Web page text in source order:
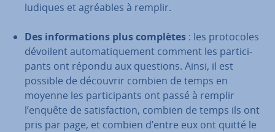
ludiques et agréables à remplir.
Des in­for­ma­tions plus complètes : les pro­to­coles
dévoilent au­to­ma­ti­que­ment comment les par­ti­ci­
pants ont répondu aux questions. Ainsi, il est
possible de découvrir combien de temps en
moyenne les par­ti­ci­pants ont passé à remplir
l’enquête de sa­tis­fac­tion, combien de temps ils ont
pris par page, et combien d’entre eux ont quitté le